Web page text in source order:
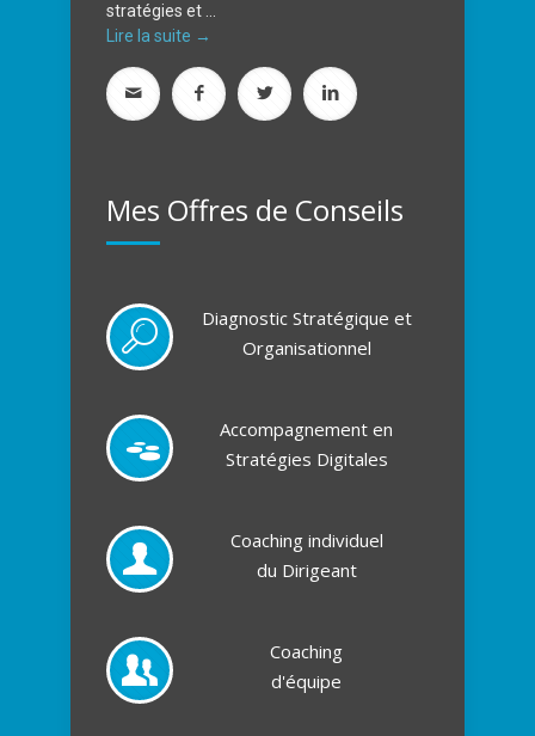
stratégies et ...
Lire la suite →
Mes Offres de Conseils
Diagnostic Stratégique et
Organisationnel
Accompagnement en
Stratégies Digitales
Coaching individuel
du Dirigeant
Coaching
d'équipe